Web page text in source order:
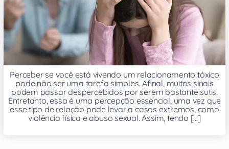
Perceber se você está vivendo um relacionamento tóxico
pode não ser uma tarefa simples. Afinal, muitos sinais
podem passar despercebidos por serem bastante sutis.
Entretanto, essa é uma percepção essencial, uma vez que
esse tipo de relação pode levar a casos extremos, como
violência física e abuso sexual. Assim, tendo [...]